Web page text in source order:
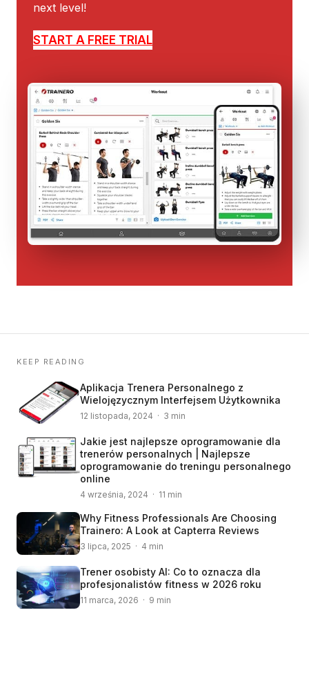
next level!
START A FREE TRIAL
KEEP READING
Aplikacja Trenera Personalnego z
Wielojęzycznym Interfejsem Użytkownika
12 listopada, 2024 · 3 min
Jakie jest najlepsze oprogramowanie dla
trenerów personalnych | Najlepsze
oprogramowanie do treningu personalnego
online
4 września, 2024 · 11 min
Why Fitness Professionals Are Choosing
Trainero: A Look at Capterra Reviews
3 lipca, 2025 · 4 min
Trener osobisty AI: Co to oznacza dla
profesjonalistów fitness w 2026 roku
11 marca, 2026 · 9 min